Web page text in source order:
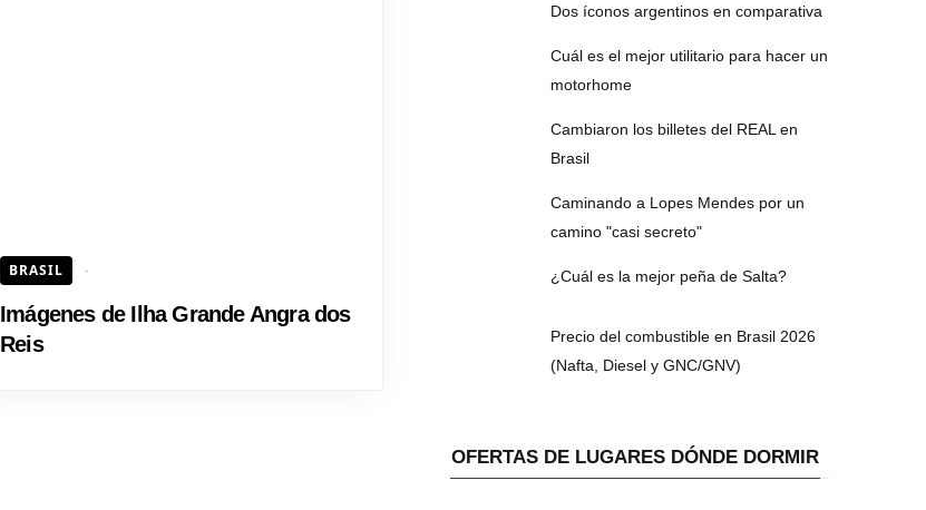
BRASIL
Imágenes de Ilha Grande Angra dos
Reis
Dos íconos argentinos en comparativa
Cuál es el mejor utilitario para hacer un
motorhome
Cambiaron los billetes del REAL en
Brasil
Caminando a Lopes Mendes por un
camino "casi secreto"
¿Cuál es la mejor peña de Salta?
Precio del combustible en Brasil 2026
(Nafta, Diesel y GNC/GNV)
OFERTAS DE LUGARES DÓNDE DORMIR